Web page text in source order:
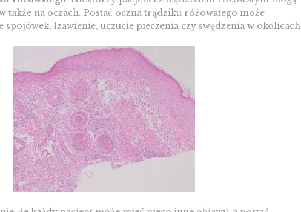
także na oczach. Postać oczna trądziku różowatego może
spojówek, łzawienie, uczucie pieczenia czy swędzenia w okolicach